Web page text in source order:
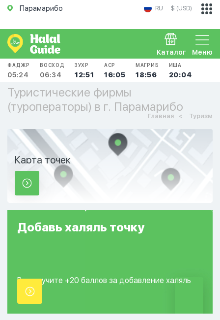
Парамарибо RU $ (USD)
Меню
Каталог
ФАДЖР
05:24
ВОСХОД
06:34
ЗУХР
12:51
АСР
16:05
МАГРИБ
18:56
ИША
20:04
Туристические фирмы
(туроператоры) в г. Парамарибо
Главная Туризм
Карта точек
Добавь халяль точку
Вы получите +20 баллов за добавление халяль
точки.